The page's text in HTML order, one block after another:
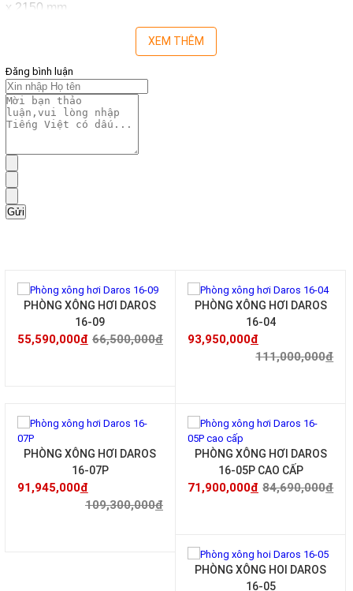
x 2150 mm
Nếu bạn đang muốn mua được
ngay bây giờ cập nhật được giá tốt nhất thị
trường cùng với chế độ bảo hành, bảo trì, quy trình và lắp đặt
XEM THÊM
Đăng bình luận
-16%
PHÒNG XÔNG HƠI DAROS
16-09
55,590,000đ 66,500,000đ
-15%
PHÒNG XÔNG HƠI DAROS
16-04
93,950,000đ
111,000,000đ
-16%
PHÒNG XÔNG HƠI DAROS
16-07P
91,945,000đ
109,300,000đ
-15%
PHÒNG XÔNG HƠI DAROS
16-05P CAO CẤP
71,900,000đ 84,690,000đ
-17%
PHÒNG XÔNG HOI DAROS
16-05